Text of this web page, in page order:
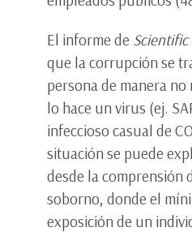
El informe de
que la corrupción se
persona de manera
lo hace un virus (ej.
infeccioso casual de
situación se puede
desde la comprensión
soborno, donde el
exposición de un